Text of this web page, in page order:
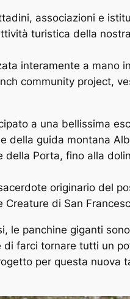
associazioni e
turistica della
interamente a mano
community project,
a una bellissima
della guida montana
Porta, fino alla
originario del
di San
le panchine giganti
farci tornare tutti un
per questa nuova